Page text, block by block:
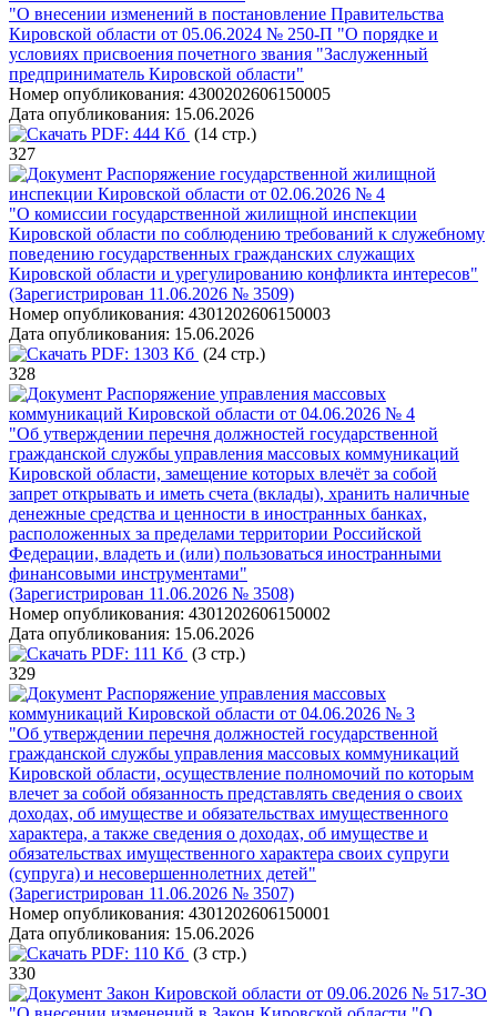
"О внесении изменений в постановление Правительства
Кировской области от 05.06.2024 № 250-П "О порядке и
условиях присвоения почетного звания "Заслуженный
предприниматель Кировской области"
Номер опубликования: 4300202606150005
Дата опубликования: 15.06.2026
PDF: 444 Кб (14 стр.)
327
Распоряжение государственной жилищной
инспекции Кировской области от 02.06.2026 № 4
"О комиссии государственной жилищной инспекции
Кировской области по соблюдению требований к служебному
поведению государственных гражданских служащих
Кировской области и урегулированию конфликта интересов"
(Зарегистрирован 11.06.2026 № 3509)
Номер опубликования: 4301202606150003
Дата опубликования: 15.06.2026
PDF: 1303 Кб (24 стр.)
328
Распоряжение управления массовых
коммуникаций Кировской области от 04.06.2026 № 4
"Об утверждении перечня должностей государственной
гражданской службы управления массовых коммуникаций
Кировской области, замещение которых влечёт за собой
запрет открывать и иметь счета (вклады), хранить наличные
денежные средства и ценности в иностранных банках,
расположенных за пределами территории Российской
Федерации, владеть и (или) пользоваться иностранными
финансовыми инструментами"
(Зарегистрирован 11.06.2026 № 3508)
Номер опубликования: 4301202606150002
Дата опубликования: 15.06.2026
PDF: 111 Кб (3 стр.)
329
Распоряжение управления массовых
коммуникаций Кировской области от 04.06.2026 № 3
"Об утверждении перечня должностей государственной
гражданской службы управления массовых коммуникаций
Кировской области, осуществление полномочий по которым
влечет за собой обязанность представлять сведения о своих
доходах, об имуществе и обязательствах имущественного
характера, а также сведения о доходах, об имуществе и
обязательствах имущественного характера своих супруги
(супруга) и несовершеннолетних детей"
(Зарегистрирован 11.06.2026 № 3507)
Номер опубликования: 4301202606150001
Дата опубликования: 15.06.2026
PDF: 110 Кб (3 стр.)
330
Закон Кировской области от 09.06.2026 № 517-ЗО